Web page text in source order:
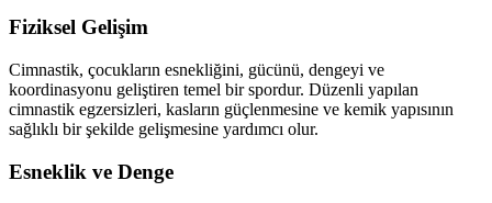
Fiziksel Gelişim
Cimnastik, çocukların esnekliğini, gücünü, dengeyi ve
koordinasyonu geliştiren temel bir spordur. Düzenli yapılan
cimnastik egzersizleri, kasların güçlenmesine ve kemik yapısının
sağlıklı bir şekilde gelişmesine yardımcı olur.
Esneklik ve Denge